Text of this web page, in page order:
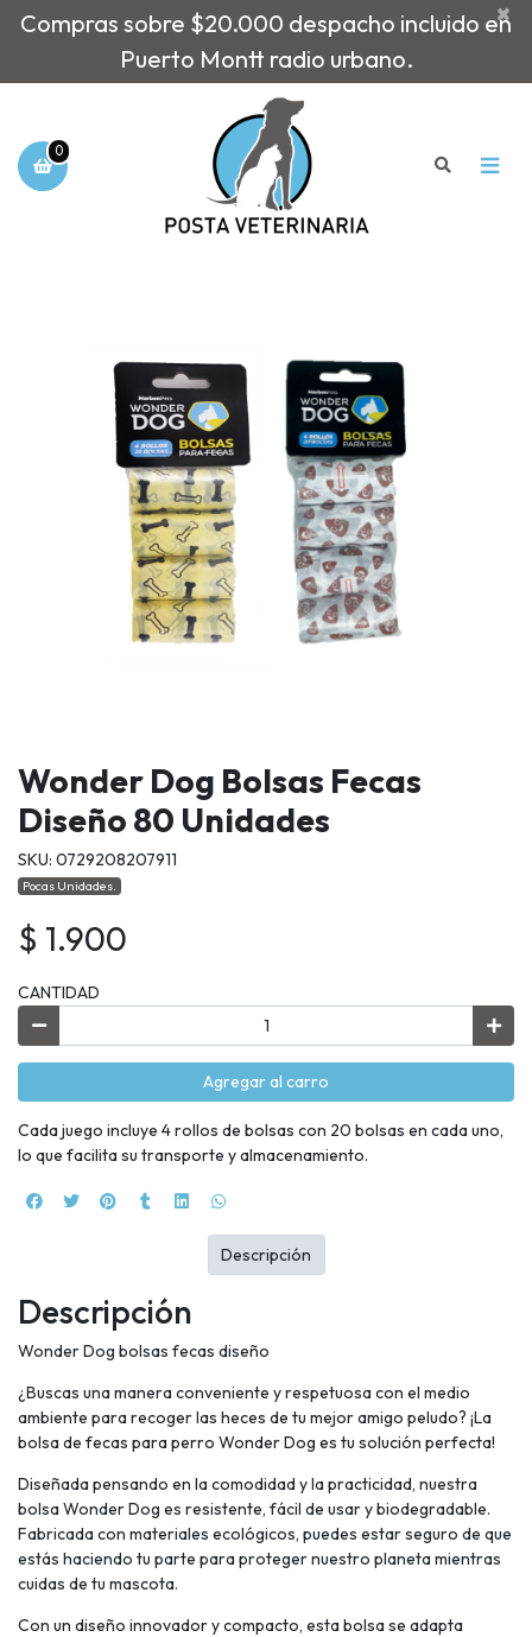
Compras sobre $20.000 despacho incluido en
Puerto Montt radio urbano.
×
0
Wonder Dog Bolsas Fecas
Diseño 80 Unidades
SKU: 0729208207911
Pocas Unidades.
$ 1.900
CANTIDAD
Agregar al carro
Cada juego incluye 4 rollos de bolsas con 20 bolsas en cada uno,
lo que facilita su transporte y almacenamiento.
Descripción
Wonder Dog bolsas fecas diseño
¿Buscas una manera conveniente y respetuosa con el medio
ambiente para recoger las heces de tu mejor amigo peludo? ¡La
bolsa de fecas para perro Wonder Dog es tu solución perfecta!
Diseñada pensando en la comodidad y la practicidad, nuestra
bolsa Wonder Dog es resistente, fácil de usar y biodegradable.
Fabricada con materiales ecológicos, puedes estar seguro de que
estás haciendo tu parte para proteger nuestro planeta mientras
cuidas de tu mascota.
Con un diseño innovador y compacto, esta bolsa se adapta
Descripción